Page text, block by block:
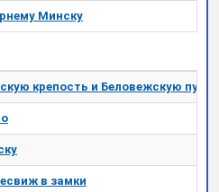
Минску
крепость и Беловежскую пущу
в замки